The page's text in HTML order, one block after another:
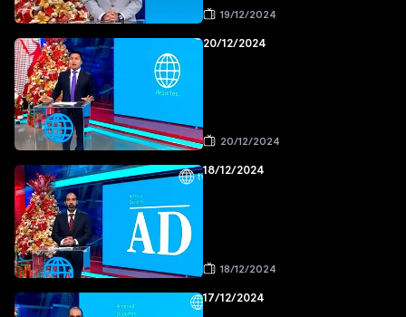
19/12/2024
20/12/2024
20/12/2024
18/12/2024
18/12/2024
17/12/2024